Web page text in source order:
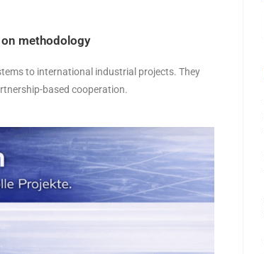
methodology
to international industrial projects. They
based cooperation.